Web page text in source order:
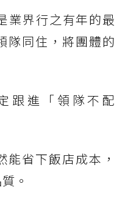
業界行之有年的最
隊同住，將團體的
跟進「領隊不配
省下飯店成本，
。